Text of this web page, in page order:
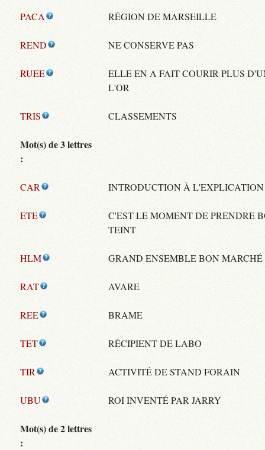
PACA RÉGION DE MARSEILLE
REND NE CONSERVE PAS
RUEE
ELLE EN A FAIT COURIR PLUS
L'OR
TRIS CLASSEMENTS
Mot(s) de 3 lettres
:
CAR INTRODUCTION À L'EXPLICATION
ETE
C'EST LE MOMENT DE PRENDRE
TEINT
HLM GRAND ENSEMBLE BON MARCHÉ
RAT AVARE
REE BRAME
TET RÉCIPIENT DE LABO
TIR ACTIVITÉ DE STAND FORAIN
UBU ROI INVENTÉ PAR JARRY
Mot(s) de 2 lettres
: